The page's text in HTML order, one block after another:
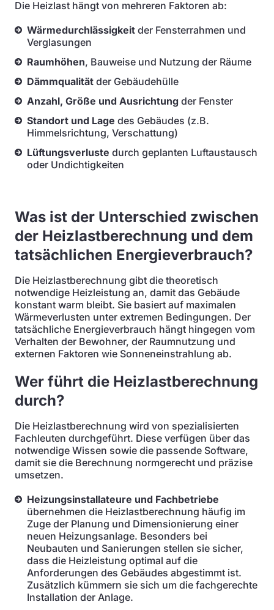
Die Heizlast hängt von mehreren Faktoren ab:
Wärmedurchlässigkeit der Fensterrahmen und
Verglasungen
Raumhöhen, Bauweise und Nutzung der Räume
Dämmqualität der Gebäudehülle
Anzahl, Größe und Ausrichtung der Fenster
Standort und Lage des Gebäudes (z.B.
Himmelsrichtung, Verschattung)
Lüftungsverluste durch geplanten Luftaustausch
oder Undichtigkeiten
Was ist der Unterschied zwischen
der Heizlastberechnung und dem
tatsächlichen Energieverbrauch?
Die Heizlastberechnung gibt die theoretisch
notwendige Heizleistung an, damit das Gebäude
konstant warm bleibt. Sie basiert auf maximalen
Wärmeverlusten unter extremen Bedingungen. Der
tatsächliche Energieverbrauch hängt hingegen vom
Verhalten der Bewohner, der Raumnutzung und
externen Faktoren wie Sonneneinstrahlung ab.
Wer führt die Heizlastberechnung
durch?
Die Heizlastberechnung wird von spezialisierten
Fachleuten durchgeführt. Diese verfügen über das
notwendige Wissen sowie die passende Software,
damit sie die Berechnung normgerecht und präzise
umsetzen.
Heizungsinstallateure und Fachbetriebe
übernehmen die Heizlastberechnung häufig im
Zuge der Planung und Dimensionierung einer
neuen Heizungsanlage. Besonders bei
Neubauten und Sanierungen stellen sie sicher,
dass die Heizleistung optimal auf die
Anforderungen des Gebäudes abgestimmt ist.
Zusätzlich kümmern sie sich um die fachgerechte
Installation der Anlage.